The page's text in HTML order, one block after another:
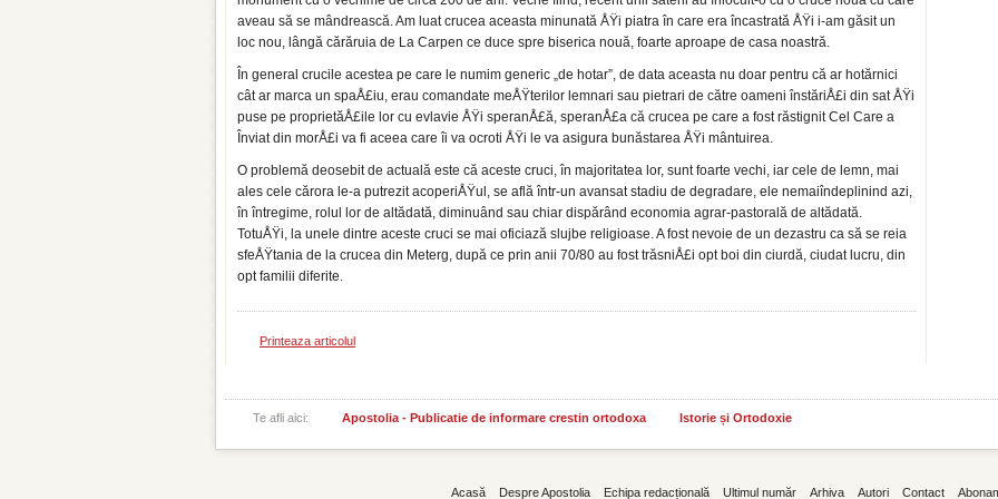
aveau să se mândrească. Am luat cru­cea aceasta minunată ÅŸi piatra în care era încastra­tă ÅŸi i-am găsit un
loc nou, lângă cărăruia de La Carpen ce duce spre biserica nouă, foarte aproape de casa noastră.
În general crucile acestea pe care le numim ge­neric „de hotar”, de data aceasta nu doar pentru că ar hotărnici
cât ar marca un spaÅ£iu, erau comanda­te meÅŸterilor lemnari sau pietrari de către oameni înstăriÅ£i din sat ÅŸi
puse pe proprietăÅ£ile lor cu evla­vie ÅŸi speranÅ£ă, speranÅ£a că crucea pe care a fost răs­tignit Cel Care a
Înviat din morÅ£i va fi aceea care îi va ocroti ÅŸi le va asigura bunăstarea ÅŸi mântuirea.
O problemă deosebit de actuală este că aceste cruci, în majoritatea lor, sunt foarte vechi, iar cele de lemn, mai
ales cele cărora le-a putrezit acoperi­ÅŸul, se află într-un avansat stadiu de degradare, ele nemaiîndeplinind azi,
în întregime, rolul lor de al­tădată, diminuând sau chiar dispărând economia agrar-pastorală de altădată.
TotuÅŸi, la unele dintre aceste cruci se mai oficiază slujbe religioase. A fost nevoie de un dezastru ca să se reia
sfeÅŸtania de la crucea din Meterg, după ce prin anii 70/80 au fost trăsniÅ£i opt boi din ciurdă, ciudat lucru, din
opt familii diferite.
Printeaza articolul
Te afli aici: Apostolia - Publicatie de informare crestin ortodoxa Istorie și Ortodoxie
Acasă Despre Apostolia Echipa redacțională Ultimul număr Arhiva Autori Contact